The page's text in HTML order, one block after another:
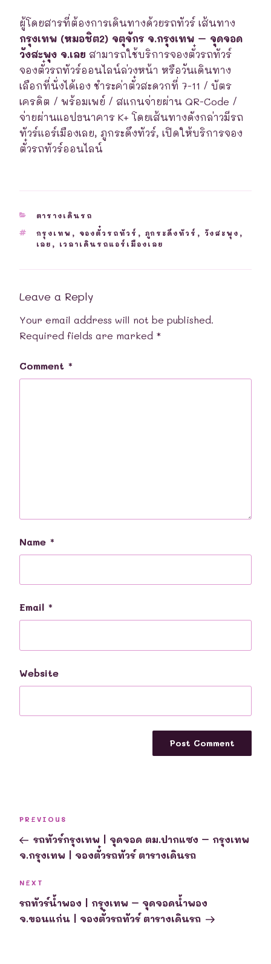
ผู้โดยสารที่ต้องการเดินทางด้วยรถทัวร์ เส้นทาง
กรุงเทพ (หมอชิต2) จตุจักร จ.กรุงเทพ – จุดจอด
วังสะพุง จ.เลย สามารถใช้บริการจองตั๋วรถทัวร์
จองตั๋วรถทัวร์ออนไลน์ล่วงหน้า หรือวันเดินทาง
เลือกที่นั่งได้เอง ชำระค่าตั๋วสะดวกที่ 7-11 / บัตร
เครดิต / พร้อมเพย์ / สแกนจ่ายผ่าน QR-Code /
จ่ายผ่านแอปธนาคาร K+ โดยเส้นทางดังกล่าวมีรถ
ทัวร์แอร์เมืองเลย, ภูกระดึงทัวร์, เปิดให้บริการจอง
ตั๋วรถทัวร์ออนไลน์
CATEGORIES
ตารางเดินรถ
TAGS
กรุงเทพ , จองตั๋วรถทัวร์ , ภูกระดึงทัวร์ , วังสะพุง ,
เลย , เวลาเดินรถแอร์เมืองเลย
Leave a Reply
Your email address will not be published.
Required fields are marked *
Comment *
Name *
Email *
Website
Previous
Post
PREVIOUS
รถทัวร์กรุงเทพ | จุดจอด ตม.ปากแซง – กรุงเทพ
จ.กรุงเทพ | จองตั๋วรถทัวร์ ตารางเดินรถ
Next
Post
NEXT
รถทัวร์น้ำพอง | กรุงเทพ – จุดจอดน้ำพอง
จ.ขอนแก่น | จองตั๋วรถทัวร์ ตารางเดินรถ